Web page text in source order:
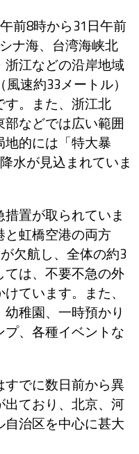
前8時から31日午前
ナ海、台湾海峡北
江などの沿岸地域
速約33メートル）
。また、浙江北
などでは広い範囲
的には「特大暴
水が見込まれていま
置が取られていま
虹橋空港の両方
欠航し、全体の約3
は、不要不急の外
ています。また、
稚園、一時預かり
、各種イベントな
でに数日前から異
ており、北京、河
治区を中心に甚大